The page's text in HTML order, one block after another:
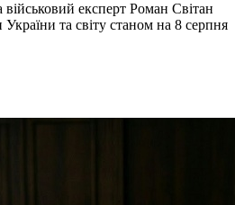
експерт Роман Світан
та світу станом на 8 серпня